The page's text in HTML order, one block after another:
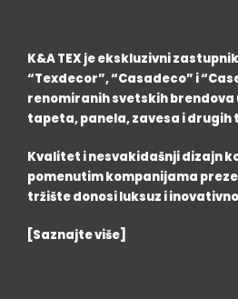
K&A TEX je ekskluzivni
“Texdecor”, “Casadeco” i
renomiranih svetskih brendova
tapeta, panela, zavesa i
Kvalitet i nesvakidašnji dizajn
pomenutim kompanijama
tržište donosi luksuz i
[Saznajte više]